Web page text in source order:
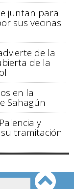
juntan para
sus vecinas
de la
de la
en la
Sahagún
y
tramitación